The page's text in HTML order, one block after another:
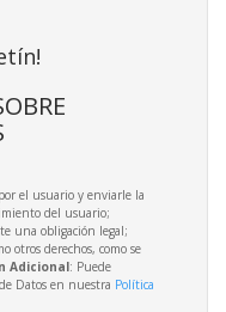
el usuario y enviarle la
del usuario;
una obligación legal;
otros derechos, como se
Adicional: Puede
Datos en nuestra Política